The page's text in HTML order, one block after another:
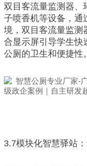
双目客流量监测器、
子喷香机等设备，通
境，双目客流量监测
合显示屏引导学生快
公厕的卫生和便捷性。
3.7模块化智慧驿站